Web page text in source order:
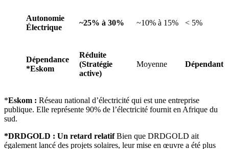
Autonomie
Électrique
~25% à 30% ~10% à 15% < 5%
Dépendance
*Eskom
Réduite
(Stratégie
active)
Moyenne Dépendant
*Eskom : Réseau national d’électricité qui est une entreprise
publique. Elle représente 90% de l’électricité fournit en Afrique du
sud.
*DRDGOLD : Un retard relatifBien que DRDGOLD ait
également lancé des projets solaires, leur mise en œuvre a été plus